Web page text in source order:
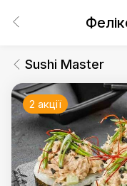
Sushi Master
2 акції